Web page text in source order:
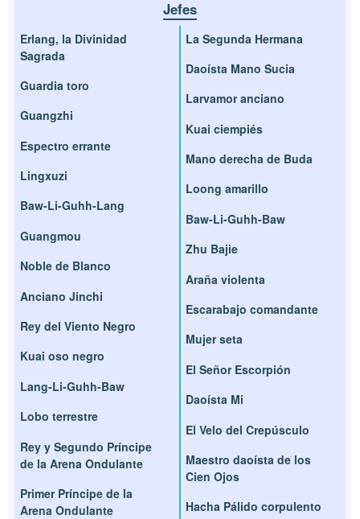
Jefes
Erlang, la Divinidad
Sagrada
Guardia toro
Guangzhi
Espectro errante
Lingxuzi
Baw-Li-Guhh-Lang
Guangmou
Noble de Blanco
Anciano Jinchi
Rey del Viento Negro
Kuai oso negro
Lang-Li-Guhh-Baw
Lobo terrestre
Rey y Segundo Príncipe
de la Arena Ondulante
Primer Príncipe de la
Arena Ondulante
La Segunda Hermana
Daoísta Mano Sucia
Larvamor anciano
Kuai ciempiés
Mano derecha de Buda
Loong amarillo
Baw-Li-Guhh-Baw
Zhu Bajie
Araña violenta
Escarabajo comandante
Mujer seta
El Señor Escorpión
Daoísta Mi
El Velo del Crepúsculo
Maestro daoísta de los
Cien Ojos
Hacha Pálido corpulento